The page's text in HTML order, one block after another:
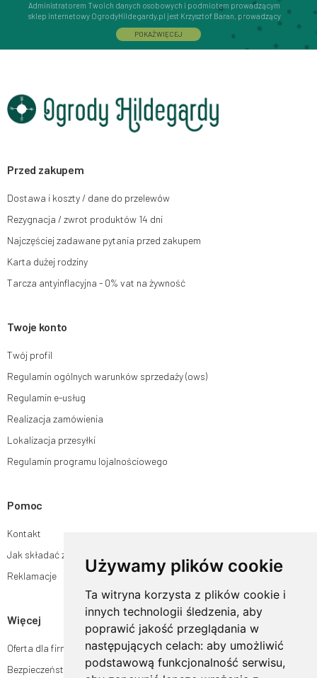
Używamy plików cookie
Ta witryna korzysta z plików cookie i
innych technologii śledzenia, aby
poprawić jakość przeglądania w
następujących celach: aby umożliwić
podstawową funkcjonalność serwisu,
Administratorem Twoich danych osobowych i podmiotem prowadzącym
sklep internetowy OgrodyHildegardy.pl jest Krzysztof Baran, prowadzący
działalność gospodarczą pod firmą: Mouton Interactive Krzysztof Baran
wpisaną do Centralnej Ewidencji i Informacji o Działalności Gospodarczej,
adres głównego miejsca wykonywania działalności w Siedlcach, ul.
chwili rezygnacji z subskrypcji.
Przysługuje Ci prawo do żądania dostępu do swoich danych osobowych,
ich sprostowania, usunięcia, ograniczenia przetwarzania, wniesienia
momencie bez wpływu na zgodność z prawem przetwarzania, którego
dokonano na podstawie zgody przed jej cofnięciem. W tym celu możesz
e-mail lub pisemnie na adres siedziby.
Więcej informacji:www.mouton.pl/ODO
POKAŻ WIĘCEJ
Przed zakupem
Dostawa i koszty / dane do przelewów
Rezygnacja / zwrot produktów 14 dni
Najczęściej zadawane pytania przed zakupem
Karta dużej rodziny
Tarcza antyinflacyjna - 0% vat na żywność
Twoje konto
Twój profil
Regulamin ogólnych warunków sprzedaży (ows)
Regulamin e-usług
Realizacja zamówienia
Lokalizacja przesyłki
Regulamin programu lojalnościowego
Pomoc
Kontakt
Jak składać zamówienia w sklepie ogrodyhildegardy.pl?
Reklamacje
Więcej
Oferta dla firm
Bezpieczeństwo płatności